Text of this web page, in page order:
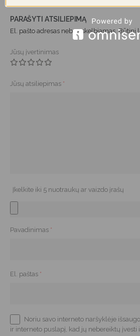
PARAŠYTI ATSILIEPIMĄ
El. pašto adresas nebus skelbiamas. Būtini
Jūsų įvertinimas
Jūsų atsiliepimas *
Įkelkite iki 5 nuotraukų ar vaizdo įrašų
Pavadinimas *
El. paštas *
Noriu savo interneto naršyklėje
ir interneto puslapį, kad jų nebereiktų įvesti